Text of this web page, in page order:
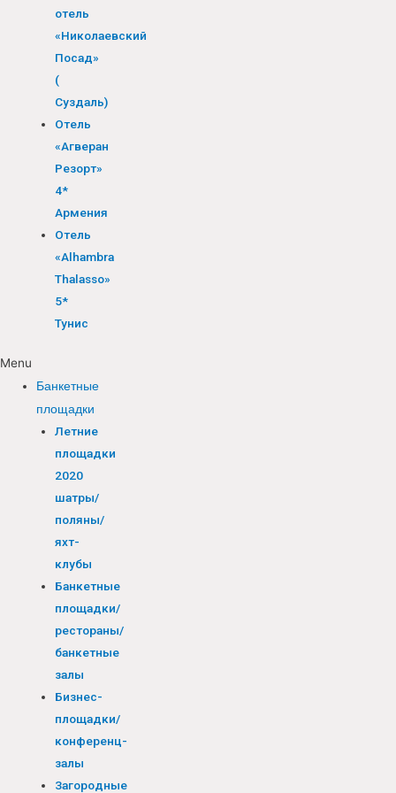
отель
«Николаевский
Посад»
(
Суздаль)
Отель
«Агверан
Резорт»
4*
Армения
Отель
«Alhambra
Thalasso»
5*
Тунис
Menu
Банкетные
площадки
Летние
площадки
2020
шатры/
поляны/
яхт-
клубы
Банкетные
площадки/
рестораны/
банкетные
залы
Бизнес-
площадки/
конференц-
залы
Загородные